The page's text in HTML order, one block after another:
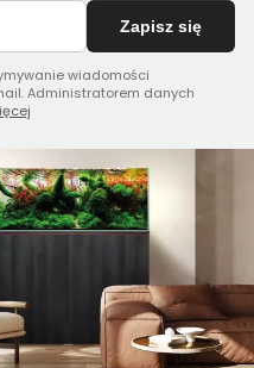
Zapisz się
wiadomości
Administratorem danych